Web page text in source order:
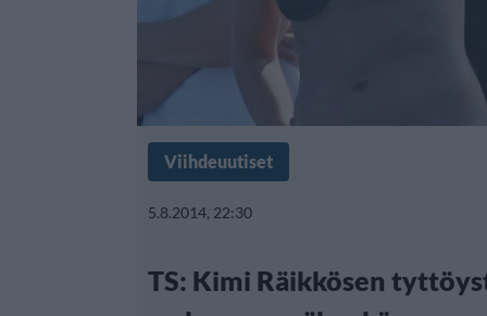
Viihdeuutiset
5.8.2014, 22:30
TS: Kimi Räikkösen